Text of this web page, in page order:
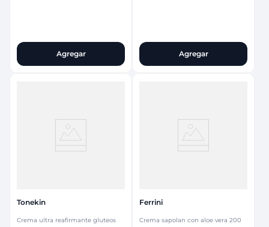
Agregar Agregar
Tonekin
Crema ultra reafirmante gluteos
Ferrini
Crema sapolan con aloe vera 200